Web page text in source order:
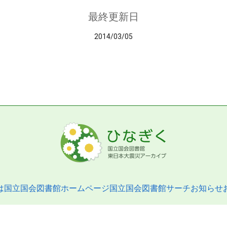
最終更新日
2014/03/05
国立国会図書館ホームページ国立国会図書館サーチお知らせ